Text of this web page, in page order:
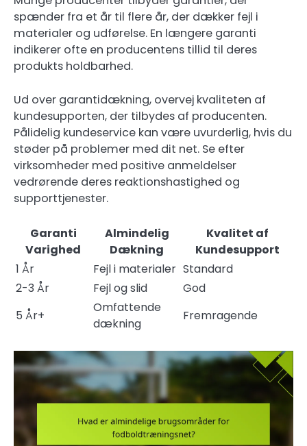
spænder fra et år til flere år, der dækker fejl i
materialer og udførelse. En længere garanti
indikerer ofte en producentens tillid til deres
produkts holdbarhed.
Ud over garantidækning, overvej kvaliteten af
kundesupporten, der tilbydes af producenten.
Pålidelig kundeservice kan være uvurderlig, hvis du
støder på problemer med dit net. Se efter
virksomheder med positive anmeldelser
vedrørende deres reaktionshastighed og
supporttjenester.
Garanti
Varighed
Almindelig
Dækning
Kvalitet af
Kundesupport
1 År
Fejl i materialer Standard
2-3 År
Fejl og slid
God
5 År+
Omfattende
dækning
Fremragende